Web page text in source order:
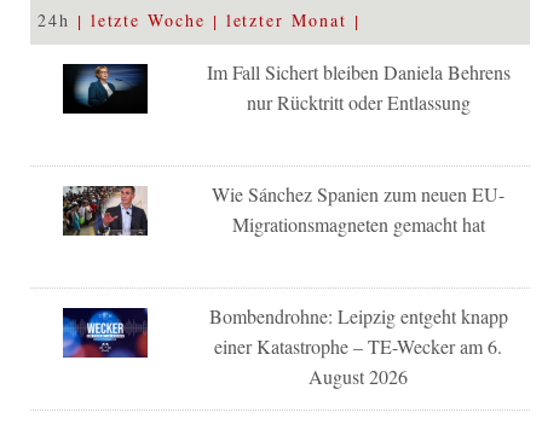
24h letzte Woche letzter Monat
Im Fall Sichert bleiben Daniela Behrens
nur Rücktritt oder Entlassung
Wie Sánchez Spanien zum neuen EU-
Migrationsmagneten gemacht hat
Bombendrohne: Leipzig entgeht knapp
einer Katastrophe – TE-Wecker am 6.
August 2026